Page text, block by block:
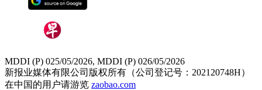
MDDI (P) 025/05/2026, MDDI (P) 026/05/2026
新报业媒体有限公司版权所有（公司登记号：202120748H）
在中国的用户请游览 zaobao.com